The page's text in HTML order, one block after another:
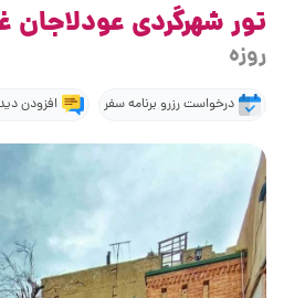
تور شهرگردی عودلاجان
روزه
درخواست رزرو برنامه سفر افزودن